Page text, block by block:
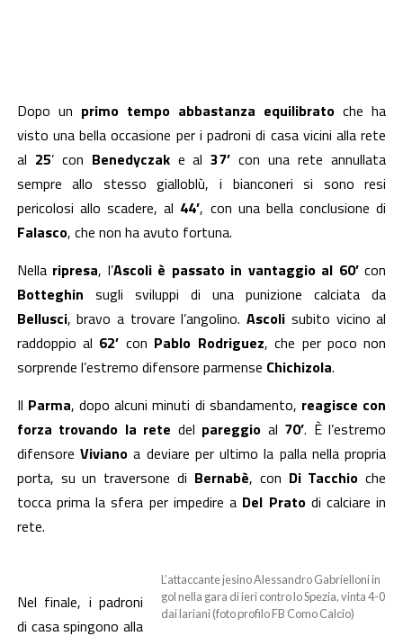
Dopo un primo tempo abbastanza equilibrato che ha
visto una bella occasione per i padroni di casa vicini alla rete
al 25’ con Benedyczake al37’ con una rete annullata
sempre allo stesso gialloblù, i bianconeri si sono resi
pericolosi allo scadere, al 44’, con una bella conclusione di
Falasco, che non ha avuto fortuna.
Nella ripresa, l’Ascoli è passato in vantaggio al 60’con
Botteghin sugli sviluppi di una punizione calciata da
Bellusci, bravo a trovare l’angolino.Ascoli subito vicino al
raddoppio al 62’ con Pablo Rodriguez, che per poco non
sorprende l’estremo difensore parmense Chichizola.
Il Parma, dopo alcuni minuti di sbandamento, reagisce con
forza trovando la rete del pareggio al 70’. È l’estremo
difensore Vivianoa deviare per ultimo la palla nella propria
porta, su un traversone di Bernabè, con Di Tacchioche
tocca prima la sfera per impedire a Del Pratodi calciare in
rete.
L’attaccante jesino Alessandro Gabrielloni in
gol nella gara di ieri contro lo Spezia, vinta 4-0
dai lariani (foto profilo FB Como Calcio)
Nel finale, i padroni
di casa spingono alla